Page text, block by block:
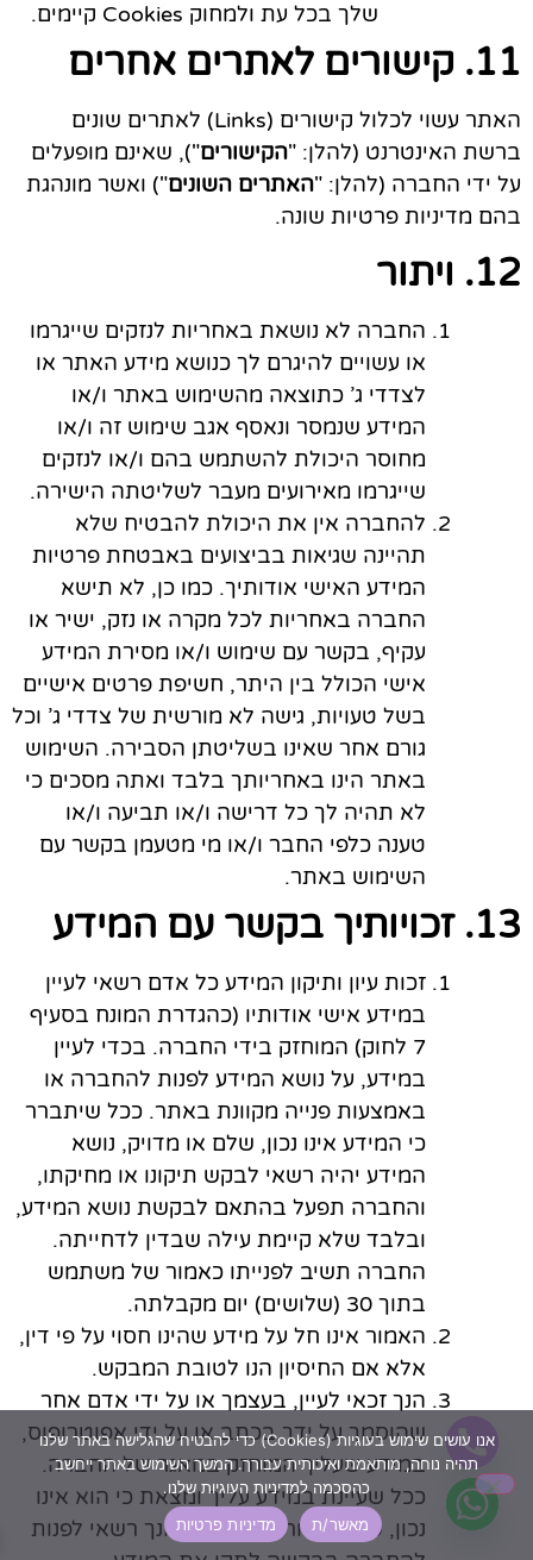
שלך בכל עת ולמחוק Cookies קיימים.
11. קישורים לאתרים אחרים
האתר עשוי לכלול קישורים (Links) לאתרים שונים
ברשת האינטרנט (להלן: "הקישורים"), שאינם מופעלים
על ידי החברה (להלן: "האתרים השונים") ואשר מונהגת
בהם מדיניות פרטיות שונה.
12. ויתור
החברה לא נושאת באחריות לנזקים שייגרמו
או עשויים להיגרם לך כנושא מידע האתר או
לצדדי ג’ כתוצאה מהשימוש באתר ו/או
המידע שנמסר ונאסף אגב שימוש זה ו/או
מחוסר היכולת להשתמש בהם ו/או לנזקים
שייגרמו מאירועים מעבר לשליטתה הישירה.
להחברה אין את היכולת להבטיח שלא
תהיינה שגיאות בביצועים באבטחת פרטיות
המידע האישי אודותיך. כמו כן, לא תישא
החברה באחריות לכל מקרה או נזק, ישיר או
עקיף, בקשר עם שימוש ו/או מסירת המידע
אישי הכולל בין היתר, חשיפת פרטים אישיים
בשל טעויות, גישה לא מורשית של צדדי ג’ וכל
גורם אחר שאינו בשליטתן הסבירה. השימוש
באתר הינו באחריותך בלבד ואתה מסכים כי
לא תהיה לך כל דרישה ו/או תביעה ו/או
טענה כלפי החבר ו/או מי מטעמן בקשר עם
השימוש באתר.
13. זכויותיך בקשר עם המידע
זכות עיון ותיקון המידע כל אדם רשאי לעיין
במידע אישי אודותיו (כהגדרת המונח בסעיף
7 לחוק) המוחזק בידי החברה. בכדי לעיין
במידע, על נושא המידע לפנות להחברה או
באמצעות פנייה מקוונת באתר. ככל שיתברר
כי המידע אינו נכון, שלם או מדויק, נושא
המידע יהיה רשאי לבקש תיקונו או מחיקתו,
והחברה תפעל בהתאם לבקשת נושא המידע,
ובלבד שלא קיימת עילה שבדין לדחייתה.
החברה תשיב לפנייתו כאמור של משתמש
בתוך 30 (שלושים) יום מקבלתה.
האמור אינו חל על מידע שהינו חסוי על פי דין,
אלא אם החיסיון הנו לטובת המבקש.
הנך זכאי לעיין, בעצמך או על ידי אדם אחר
שהוסמך על ידך בכתב או על ידי אפוטרופוס,
במידע שעליך המוחזק במאגר של החברה.
ככל שעיינת במידע עליך ומצאת כי הוא אינו
נכון, שלם, ברור או מעודכן, הנך רשאי לפנות
אנו עושים שימוש בעוגיות (Cookies) כדי להבטיח שהגלישה באתר שלנו
תהיה נוחה, מותאמת ואיכותית עבורך. המשך השימוש באתר ייחשב
כהסכמה למדיניות העוגיות שלנו.
מאשר/ת
מדיניות פרטיות